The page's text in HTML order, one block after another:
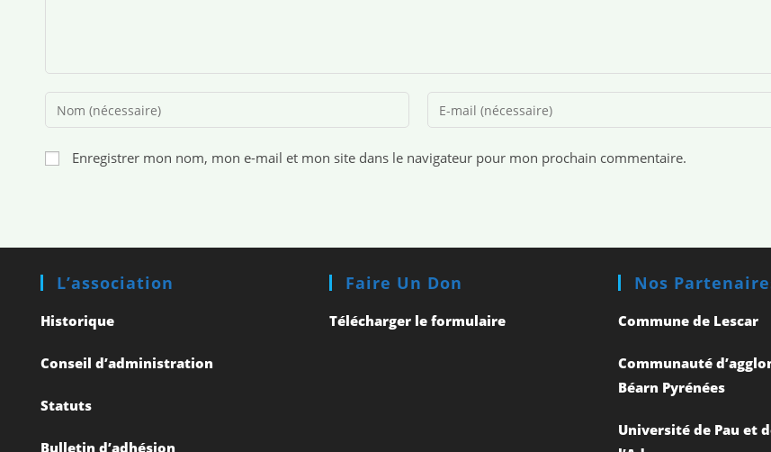
Enregistrer mon nom, mon e-mail et mon site dans le navigateur pour mon prochain commentaire.
L’association
Historique
Conseil d’administration
Statuts
Bulletin d’adhésion
Faire Un Don
Télécharger le formulaire
Nos
Commune de Lescar
Communauté
Béarn Pyrénées
Université de Pau et